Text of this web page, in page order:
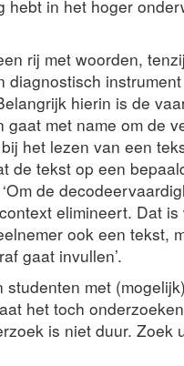
in het hoger
rij met woorden,
diagnostisch
hierin is de
met name om de
het lezen van een
de tekst op een
de
elimineert. Dat
ook een tekst,
gaat invullen’.
met
het toch
is niet duur. Zoek